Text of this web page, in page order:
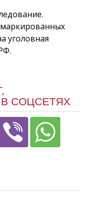
уголовная
СОЦСЕТЯХ